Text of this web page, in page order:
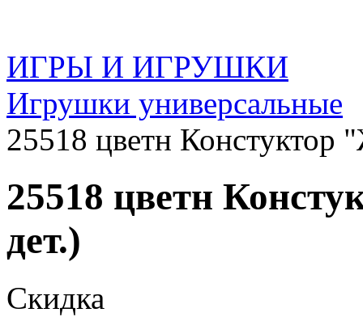
ИГРЫ И ИГРУШКИ
Игрушки универсальные
25518 цветн Констуктор
25518 цветн
дет.)
Скидка